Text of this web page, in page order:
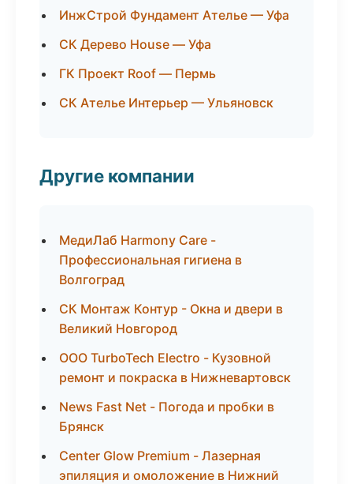
ИнжСтрой Фундамент Ателье — Уфа
СК Дерево House — Уфа
ГК Проект Roof — Пермь
СК Ателье Интерьер — Ульяновск
Другие компании
МедиЛаб Harmony Care -
Профессиональная гигиена в
Волгоград
СК Монтаж Контур - Окна и двери в
Великий Новгород
ООО TurboTech Electro - Кузовной
ремонт и покраска в Нижневартовск
News Fast Net - Погода и пробки в
Брянск
Center Glow Premium - Лазерная
эпиляция и омоложение в Нижний